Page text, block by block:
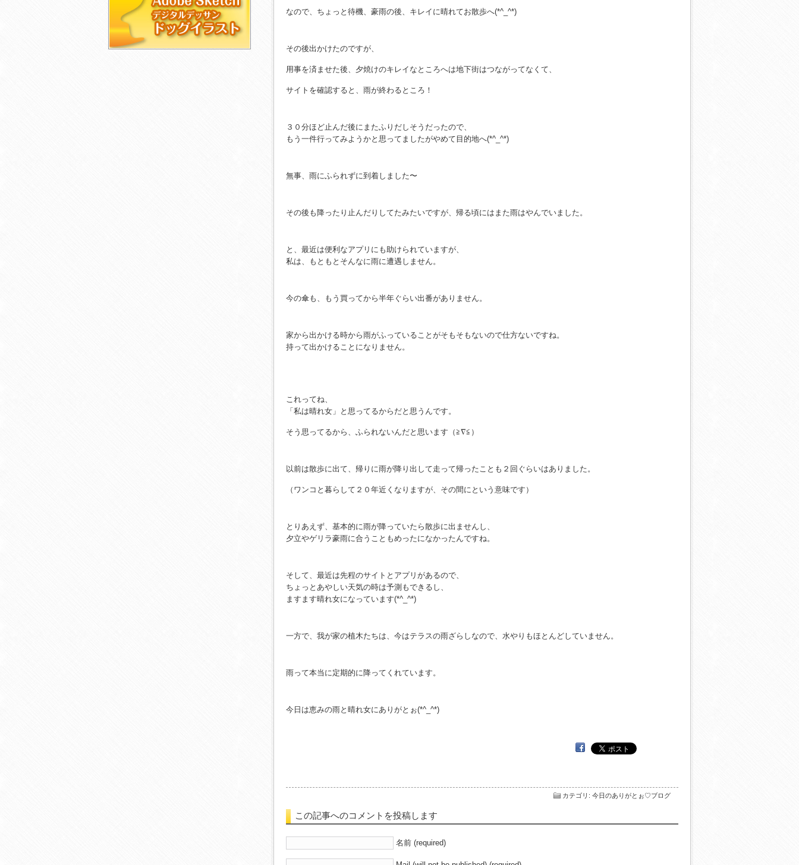
なので、ちょっと待機、豪雨の後、キレイに晴れてお散歩へ(*^_^*)
その後出かけたのですが、
用事を済ませた後、夕焼けのキレイなところへは地下街はつながってなくて、
サイトを確認すると、雨が終わるところ！
３０分ほど止んだ後にまたふりだしそうだったので、
もう一件行ってみようかと思ってましたがやめて目的地へ(*^_^*)
無事、雨にふられずに到着しました〜
その後も降ったり止んだりしてたみたいですが、帰る頃にはまた雨はやんでいました。
と、最近は便利なアプリにも助けられていますが、
私は、もともとそんなに雨に遭遇しません。
今の傘も、もう買ってから半年ぐらい出番がありません。
家から出かける時から雨がふっていることがそもそもないので仕方ないですね。
持って出かけることになりません。
これってね、
「私は晴れ女」と思ってるからだと思うんです。
そう思ってるから、ふられないんだと思います（≧∇≦）
以前は散歩に出て、帰りに雨が降り出して走って帰ったことも２回ぐらいはありました。
（ワンコと暮らして２０年近くなりますが、その間にという意味です）
とりあえず、基本的に雨が降っていたら散歩に出ませんし、
夕立やゲリラ豪雨に合うこともめったになかったんですね。
そして、最近は先程のサイトとアプリがあるので、
ちょっとあやしい天気の時は予測もできるし、
ますます晴れ女になっています(*^_^*)
一方で、我が家の植木たちは、今はテラスの雨ざらしなので、水やりもほとんどしていません。
雨って本当に定期的に降ってくれています。
今日は恵みの雨と晴れ女にありがとぉ(*^_^*)
カテゴリ : 今日のありがとぉ♡ブログ
この記事へのコメントを投稿します
名前 (required)